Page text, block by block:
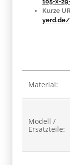
Kurze
yerd.de/
Material:
Modell /
Ersatzteile: